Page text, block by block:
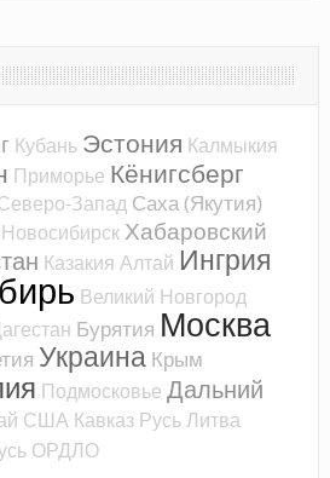
Кубань Эстония Калмыкия
Приморье Кёнигсберг
Запад Саха (Якутия)
Новосибирск Хабаровский
Казакия Алтай Ингрия
Великий Новгород
Бурятия Москва
Украина Крым
Подмосковье Дальний
США Кавказ РусьЛитва
ОРДЛО